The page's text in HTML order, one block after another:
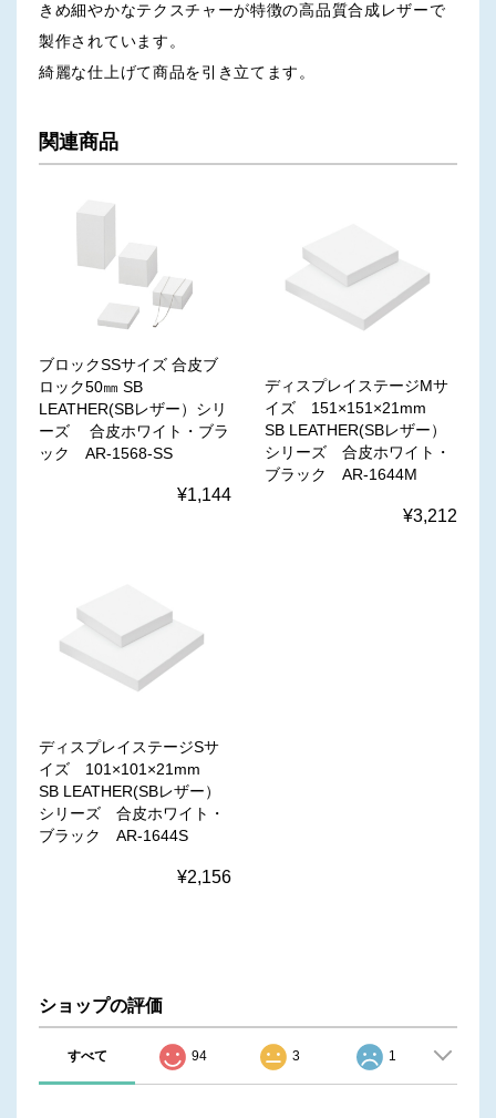
きめ細やかなテクスチャーが特徴の高品質合成レザーで
製作されています。
綺麗な仕上げて商品を引き立てます。
関連商品
ブロックSSサイズ 合皮ブ
ロック50㎜ SB
LEATHER(SBレザー）シリ
ーズ 合皮ホワイト・ブラ
ック AR-1568-SS
¥1,144
ディスプレイステージMサ
イズ 151×151×21mm
SB LEATHER(SBレザー）
シリーズ 合皮ホワイト・
ブラック AR-1644M
¥3,212
ディスプレイステージSサ
イズ 101×101×21mm
SB LEATHER(SBレザー）
シリーズ 合皮ホワイト・
ブラック AR-1644S
¥2,156
ショップの評価
すべて 94 3 1